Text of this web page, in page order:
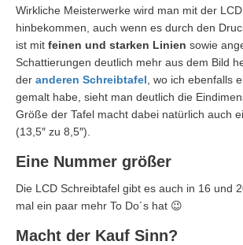
Wirkliche Meisterwerke wird man mit der
hinbekommen, auch wenn es durch den
ist mit feinen und starken Linien sowie
Schattierungen deutlich mehr aus dem Bild
der anderen Schreibtafel , wo ich ebenfalls
gemalt habe, sieht man deutlich die
Größe der Tafel macht dabei natürlich auch
(13,5″ zu 8,5″).
Eine Nummer größer
Die LCD Schreibtafel gibt es auch in 16 und
mal ein paar mehr To Do´s hat 😉
Macht der Kauf Sinn?